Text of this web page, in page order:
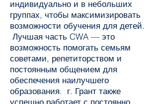
индивидуально и в небольших
группах, чтобы максимизировать
возможности обучения для детей.
Лучшая часть CWA — это
возможность помогать семьям
советами, репетиторством и
постоянным общением для
обеспечения наилучшего
образования. г. Грант также
успешно работает с постоянно